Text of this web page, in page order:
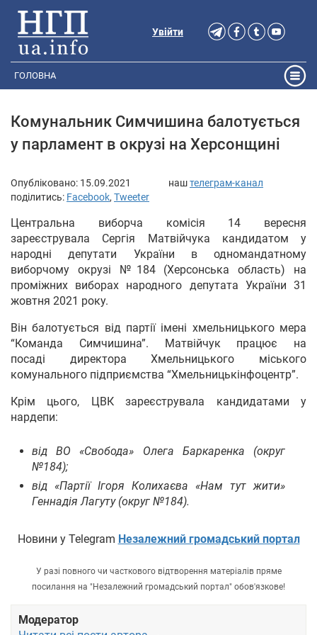
Увійти
ГОЛОВНА
Комунальник Симчишина балотується
у парламент в окрузі на Херсонщині
Опубліковано: 15.09.2021 наштелеграм-канал
поділитись: Facebook, Tweeter
Центральна виборча комісія 14 вересня
зареєструвала Сергія Матвійчука кандидатом у
народні депутати України в одномандатному
виборчому окрузі №184 (Херсонська область) на
проміжних виборах народного депутата України 31
жовтня 2021 року.
Він балотується від партії імені хмельницького мера
“Команда Симчишина”. Матвійчук працює на
посаді директора Хмельницького міського
комунального підприємства “Хмельницькінфоцентр”.
Крім цього, ЦВК зареєструвала кандидатами у
нардепи:
від ВО «Свобода» Олега Баркаренка (округ
№184);
від «Партії Ігоря Колихаєва «Нам тут жити»
Геннадія Лагуту (округ №184).
Новини у Telegram Незалежний громадський портал
У разі повного чи часткового відтворення матеріалів пряме
посилання на "Незалежний громадський портал" обов'язкове!
Модератор